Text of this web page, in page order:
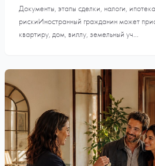
Документы, этапы сделки, налоги,
рискиИностранный гражданин может
квартиру, дом, виллу, земельный уч...